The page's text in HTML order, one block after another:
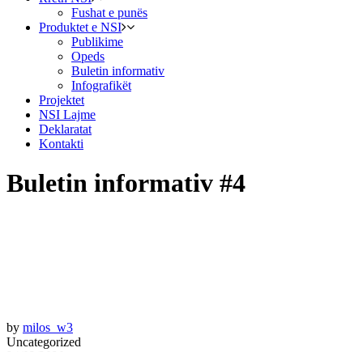
Fushat e punës
Produktet e NSI
Publikime
Opeds
Buletin informativ
Infografikët
Projektet
NSI Lajme
Deklaratat
Kontakti
Buletin informativ #4
by milos_w3
Uncategorized